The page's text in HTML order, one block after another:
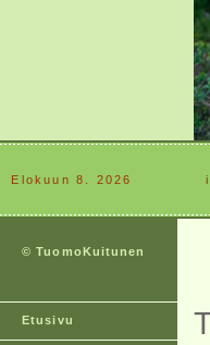
Elokuun 8. 2026 ............
© TuomoKuitunen
Etusivu